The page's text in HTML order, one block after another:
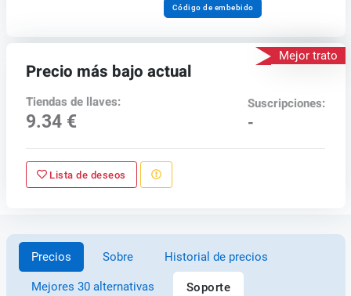
Código de embebido
Mejor trato
Precio más bajo actual
Tiendas de llaves:
9.34 €
Suscripciones:
-
Lista de deseos
Precios Sobre Historial de precios
Mejores 30 alternativas Soporte